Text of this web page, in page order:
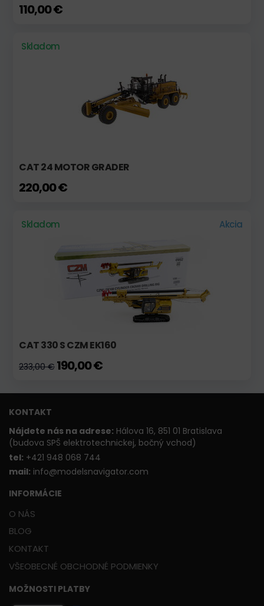
110,00 €
Skladom
CAT 24 MOTOR GRADER
220,00 €
Skladom Akcia
CAT 330 S CZM EK160
233,00 € 190,00 €
KONTAKT
Nájdete nás na adrese: Hálova 16, 851 01 Bratislava
(budova SPŠ elektrotechnickej, bočný vchod)
tel: +421 948 068 744
mail: info@modelsnavigator.com
INFORMÁCIE
O NÁS
BLOG
KONTAKT
VŠEOBECNÉ OBCHODNÉ PODMIENKY
MOŽNOSTI PLATBY